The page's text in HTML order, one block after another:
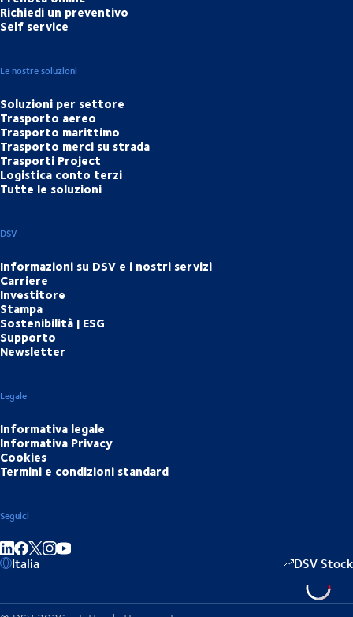
Richiedi un preventivo
Self service
Le nostre soluzioni
Soluzioni per settore
Trasporto aereo
Trasporto marittimo
Trasporto merci su strada
Trasporti Project
Logistica conto terzi
Tutte le soluzioni
DSV
Informazioni su DSV e i nostri servizi
Carriere
Investitore
Stampa
Sostenibilità | ESG
Supporto
Newsletter
Legale
Informativa legale
Informativa Privacy
Cookies
Termini e condizioni standard
Seguici
Condividi su LinkedIn
Condividi su Facebook
Italia DSV Stock
-2,0